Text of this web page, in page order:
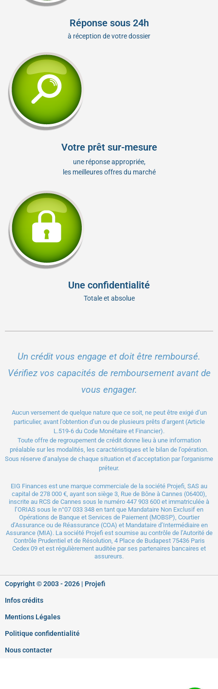
Réponse sous 24h
à réception de votre dossier
Votre prêt sur-mesure
une réponse appropriée,
les meilleures offres du marché
Une confidentialité
Totale et absolue
Un crédit vous engage et doit être remboursé.
Vérifiez vos capacités de remboursement avant de
vous engager.
Aucun versement de quelque nature que ce soit, ne peut être exigé d’un
particulier, avant l’obtention d’un ou de plusieurs prêts d’argent (Article
L.519-6 du Code Monétaire et Financier).
Toute offre de regroupement de crédit donne lieu à une information
préalable sur les modalités, les caractéristiques et le bilan de l’opération.
Sous réserve d’analyse de chaque situation et d’acceptation par l’organisme
préteur.
EIG Finances est une marque commerciale de la société Projefi, SAS au
capital de 278 000 €, ayant son siège 3, Rue de Bône à Cannes (06400),
inscrite au RCS de Cannes sous le numéro 447 903 600 et immatriculée à
l’ORIAS sous le n°07 033 348 en tant que Mandataire Non Exclusif en
Opérations de Banque et Services de Paiement (MOBSP), Courtier
d’Assurance ou de Réassurance (COA) et Mandataire d’Intermédiaire en
Assurance (MIA). La société Projefi est soumise au contrôle de l’Autorité de
Contrôle Prudentiel et de Résolution, 4 Place de Budapest 75436 Paris
Cedex 09 et est régulièrement auditée par ses partenaires bancaires et
assureurs.
Copyright © 2003 - 2026 | Projefi
Infos crédits
Mentions Légales
Politique confidentialité
Nous contacter